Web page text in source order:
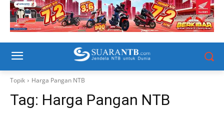
Topik Harga Pangan NTB
Tag: Harga Pangan NTB